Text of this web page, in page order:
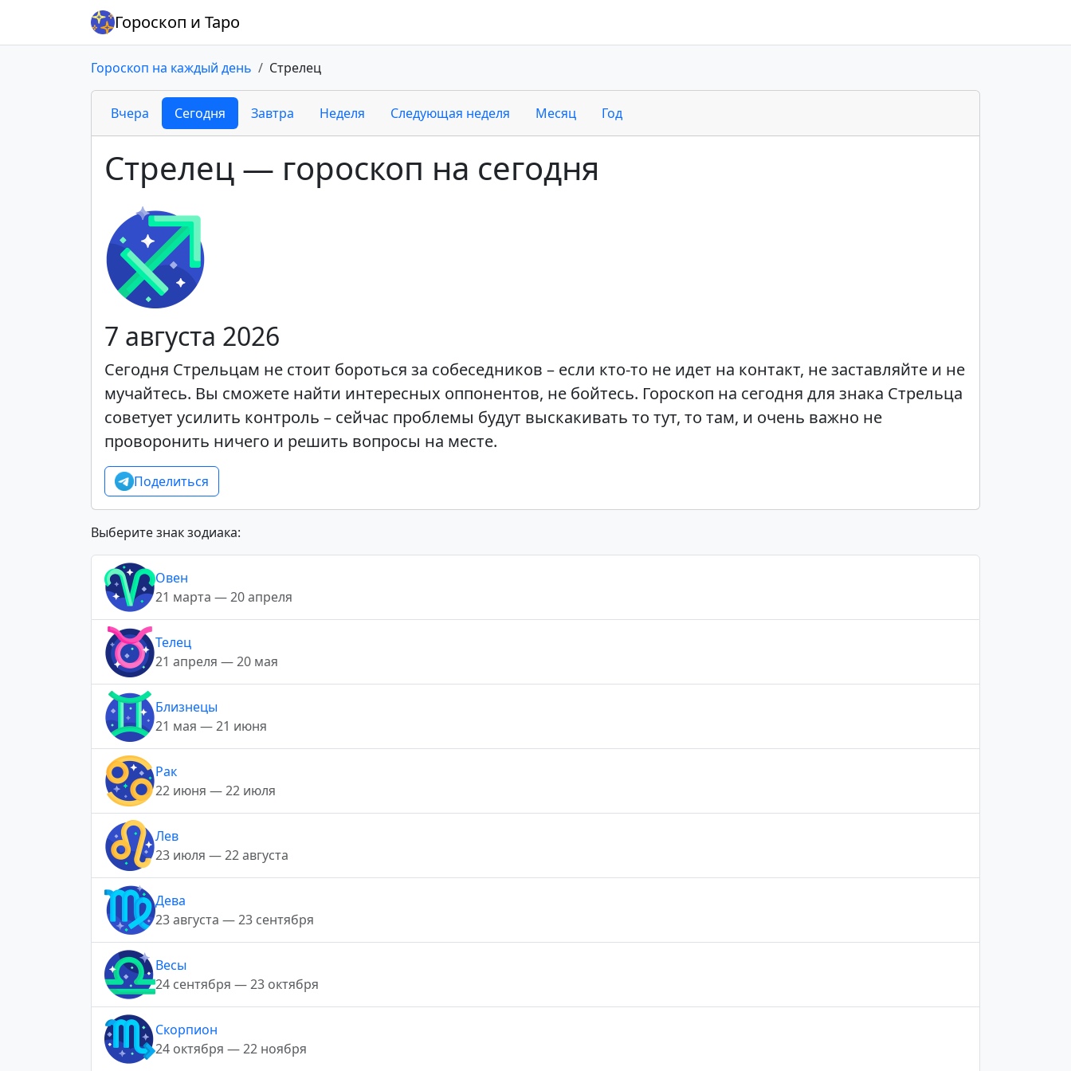
Гороскоп и Таро
Гороскоп на каждый день Стрелец
Вчера Сегодня Завтра Неделя Следующая неделя Месяц Год
Стрелец — гороскоп на сегодня
7 августа 2026
Сегодня Стрельцам не стоит бороться за собеседников – если кто-то не идет на контакт, не заставляйте и не
мучайтесь. Вы сможете найти интересных оппонентов, не бойтесь. Гороскоп на сегодня для знака Стрельца
советует усилить контроль – сейчас проблемы будут выскакивать то тут, то там, и очень важно не
проворонить ничего и решить вопросы на месте.
Поделиться
Выберите знак зодиака:
Овен
21 марта — 20 апреля
Телец
21 апреля — 20 мая
Близнецы
21 мая — 21 июня
Рак
22 июня — 22 июля
Лев
23 июля — 22 августа
Дева
23 августа — 23 сентября
Весы
24 сентября — 23 октября
Скорпион
24 октября — 22 ноября